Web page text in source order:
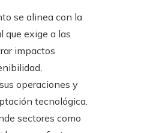
se alinea con la
que exige a las
impactos
operaciones y
tecnológica.
sectores como